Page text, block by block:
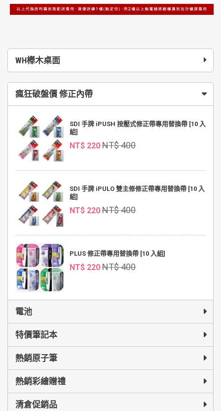
WH櫸木桌面
瘋狂破盤價 修正內帶
SDI 手牌 iPUSH 按壓式修正帶專用替換帶 [10 入
組]
NT$ 220 NT$ 400
SDI 手牌 iPULO 雙主修修正帶專用替換帶 [10 入
組]
NT$ 220 NT$ 400
PLUS 修正帶專用替換帶 [10 入組]
NT$ 220 NT$ 400
電池
特價筆記本
熱銷原子筆
熱銷彩繪贈禮
清倉促銷品